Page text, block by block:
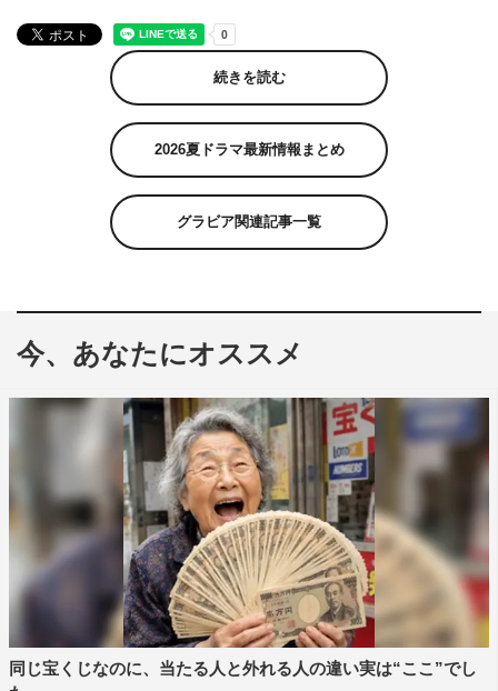
続きを読む
2026夏ドラマ最新情報まとめ
グラビア関連記事一覧
今、あなたにオススメ
同じ宝くじなのに、当たる人と外れる人の違い実は“ここ”でし